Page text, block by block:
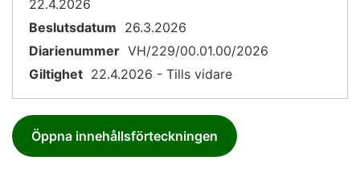
22.4.2026
Beslutsdatum 26.3.2026
Diarienummer VH/229/00.01.00/2026
Giltighet 22.4.2026 - Tills vidare
Öppna innehållsförteckningen